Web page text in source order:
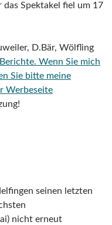
Spektakel fiel um 17
D.Bär, Wölfling
Wenn Sie mich
Sie bitte meine
Werbeseite
seinen letzten
nicht erneut